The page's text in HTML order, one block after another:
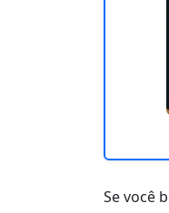
Se você